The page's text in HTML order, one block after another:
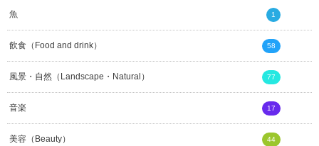
魚 1
飲食（Food and drink） 58
風景・自然（Landscape・Natural） 77
音楽 17
美容（Beauty） 44